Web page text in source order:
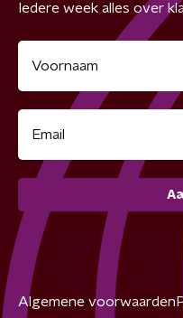
Iedere week alles over
Algemene voorwaarden